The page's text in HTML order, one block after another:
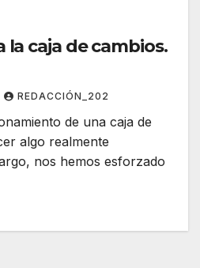
caja de cambios.
REDACCIÓN_202
de una caja de
algo realmente
nos hemos esforzado